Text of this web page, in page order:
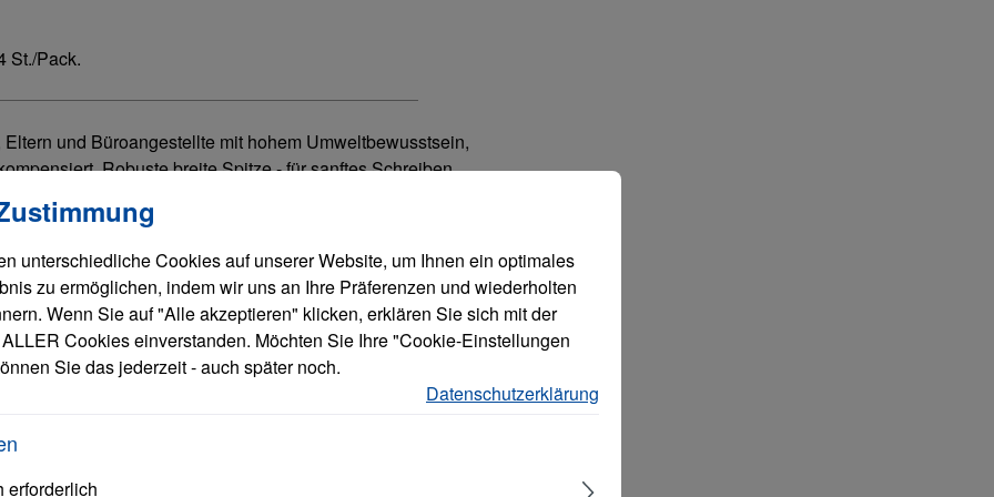
St./Pack.
und Büroangestellte mit hohem Umweltbewusstsein,
Robuste breite Spitze - für sanftes Schreiben,
Handliche Stiftlänge und Clip für mehr Mobilität.
Cookies, um eine bestmögliche Erfahrung bieten zu können. Mehr Informationen ...
unterschiedliche Cookies auf unserer Website, um Ihnen ein optimales
zu ermöglichen, indem wir uns an Ihre Präferenzen und wiederholten
Wenn Sie auf "Alle akzeptieren" klicken, erklären Sie sich mit der
Cookies einverstanden. Möchten Sie Ihre "Cookie-Einstellungen
Sie das jederzeit - auch später noch.
Datenschutzerklärung
erforderlich